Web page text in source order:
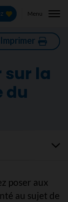
Menu
Imprimer
sur la
du
poser aux
au sujet de